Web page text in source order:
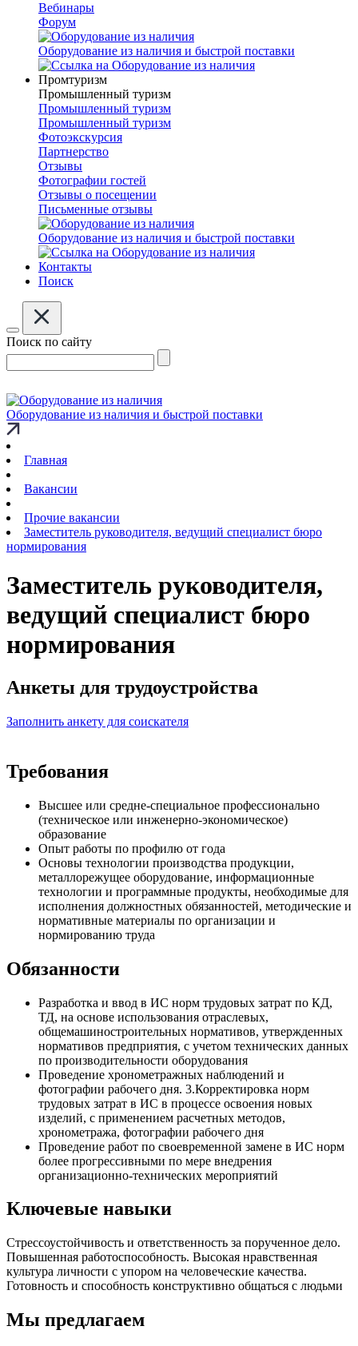
Вебинары
Форум
Оборудование из наличия и быстрой поставки
Промтуризм
Промышленный туризм
Промышленный туризм
Промышленный туризм
Фотоэкскурсия
Партнерство
Отзывы
Фотографии гостей
Отзывы о посещении
Письменные отзывы
Оборудование из наличия и быстрой поставки
Контакты
Поиск
Поиск по сайту
Оборудование из наличия и быстрой поставки
Главная
Вакансии
Прочие вакансии
Заместитель руководителя, ведущий специалист бюро
нормирования
Заместитель руководителя,
ведущий специалист бюро
нормирования
Анкеты для трудоустройства
Заполнить анкету для соискателя
Требования
Высшее или средне-специальное профессионально
(техническое или инженерно-экономическое)
образование
Опыт работы по профилю от года
Основы технологии производства продукции,
металлорежущее оборудование, информационные
технологии и программные продукты, необходимые для
исполнения должностных обязанностей, методические и
нормативные материалы по организации и
нормированию труда
Обязанности
Разработка и ввод в ИС норм трудовых затрат по КД,
ТД, на основе использования отраслевых,
общемашиностроительных нормативов, утвержденных
нормативов предприятия, с учетом технических данных
по производительности оборудования
Проведение хронометражных наблюдений и
фотографии рабочего дня. 3.Корректировка норм
трудовых затрат в ИС в процессе освоения новых
изделий, с применением расчетных методов,
хронометража, фотографии рабочего дня
Проведение работ по своевременной замене в ИС норм
более прогрессивными по мере внедрения
организационно-технических мероприятий
Ключевые навыки
Стрессоустойчивость и ответственность за порученное дело.
Повышенная работоспособность. Высокая нравственная
культура личности с упором на человеческие качества.
Готовность и способность конструктивно общаться с людьми
Мы предлагаем